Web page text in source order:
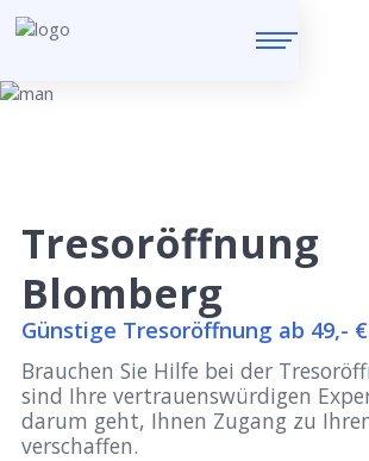
Tresoröffnung
Blomberg
Günstige Tresoröffnung ab 49,- €
Brauchen Sie Hilfe bei der
sind Ihre vertrauenswürdigen
darum geht, Ihnen Zugang zu
verschaffen.